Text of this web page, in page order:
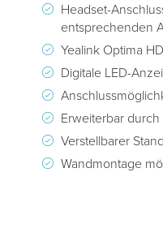
Headset-
entsprechenden
Yealink Optima
Digitale LED-
Erweiterbar
Verstellbarer
Wandmontage